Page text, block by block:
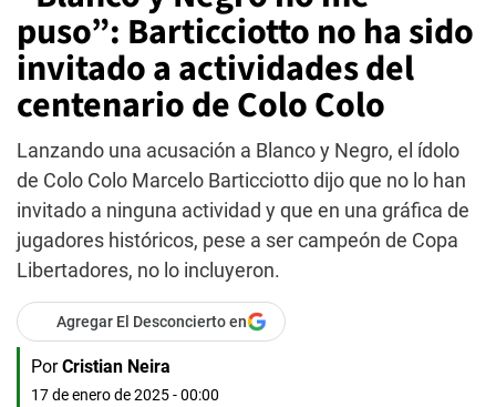
puso”: Barticciotto no ha sido
invitado a actividades del
centenario de Colo Colo
Lanzando una acusación a Blanco y Negro, el ídolo
de Colo Colo Marcelo Barticciotto dijo que no lo han
invitado a ninguna actividad y que en una gráfica de
jugadores históricos, pese a ser campeón de Copa
Libertadores, no lo incluyeron.
Agregar El Desconcierto en
Por Cristian Neira
17 de enero de 2025 - 00:00